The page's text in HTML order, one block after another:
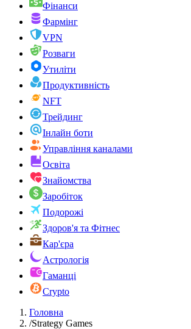
Фінанси
Фармінг
VPN
Розваги
Утиліти
Продуктивність
NFT
Трейдинг
Інлайн боти
Управління каналами
Освіта
Знайомства
Заробіток
Подорожі
Здоров'я та Фітнес
Кар'єра
Астрологія
Гаманці
Crypto
Головна
/Strategy Games